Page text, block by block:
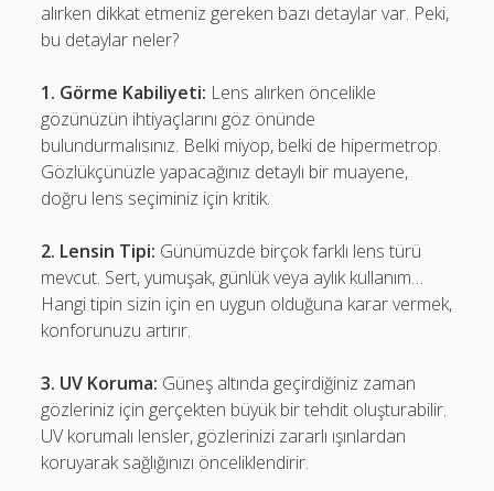
alırken dikkat etmeniz gereken bazı detaylar var. Peki,
bu detaylar neler?
1. Görme Kabiliyeti: Lens alırken öncelikle
gözünüzün ihtiyaçlarını göz önünde
bulundurmalısınız. Belki miyop, belki de hipermetrop.
Gözlükçünüzle yapacağınız detaylı bir muayene,
doğru lens seçiminiz için kritik.
2. Lensin Tipi: Günümüzde birçok farklı lens türü
mevcut. Sert, yumuşak, günlük veya aylık kullanım…
Hangi tipin sizin için en uygun olduğuna karar vermek,
konforunuzu artırır.
3. UV Koruma: Güneş altında geçirdiğiniz zaman
gözleriniz için gerçekten büyük bir tehdit oluşturabilir.
UV korumalı lensler, gözlerinizi zararlı ışınlardan
koruyarak sağlığınızı önceliklendirir.